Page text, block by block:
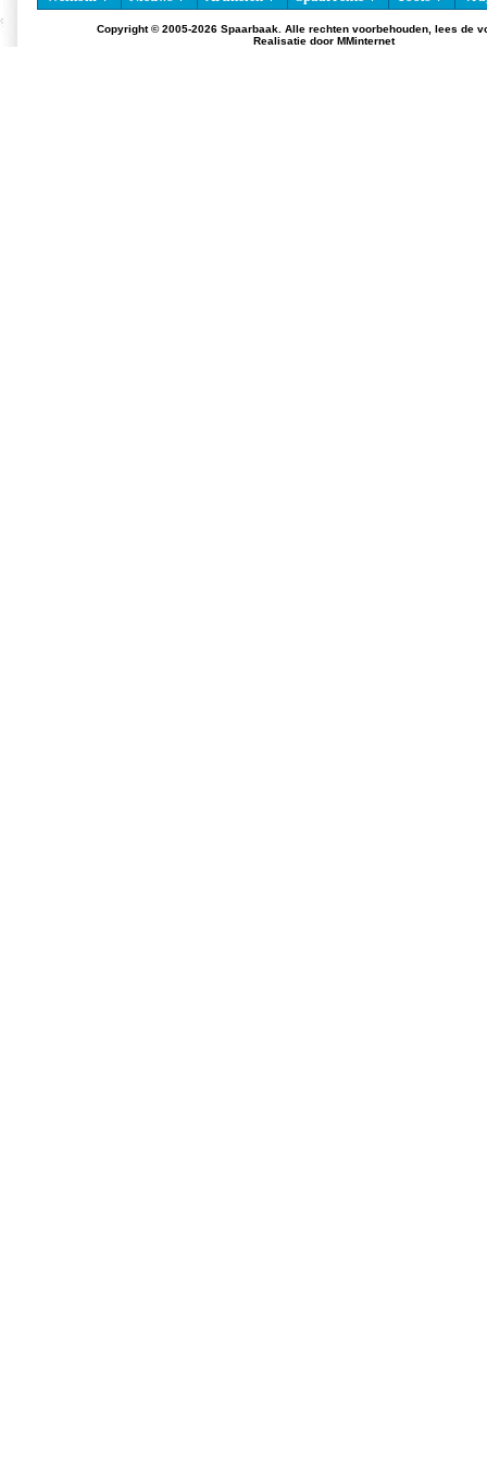
Copyright © 2005-2026 Spaarbaak. Alle rechten voorbehouden, lees de
Realisatie door MMinternet